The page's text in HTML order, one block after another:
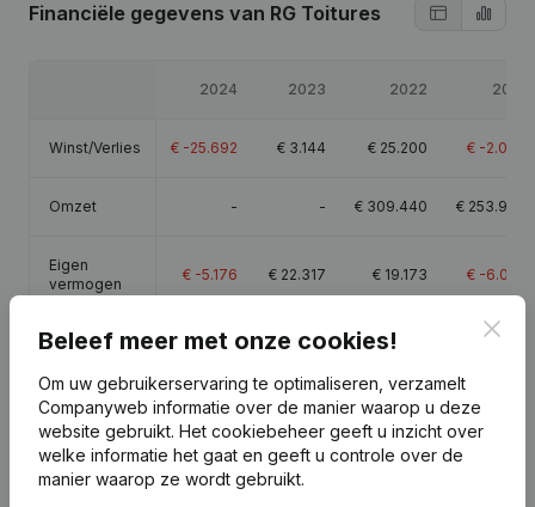
Financiële gegevens van RG Toitures
2024 2023 2022 2021
Winst/Verlies € -25.692 € 3.144 € 25.200 € -2.093
Omzet - - € 309.440 € 253.984
Eigen
vermogen
€ -5.176 € 22.317 € 19.173 € -6.027
Brutomarge €21.276 €41.737 €49.398 15.924
Personeel 2 1,2
Beleef meer met onze cookies!
Om uw gebruikerservaring te optimaliseren, verzamelt
Companyweb informatie over de manier waarop u deze
website gebruikt. Het cookiebeheer geeft u inzicht over
welke informatie het gaat en geeft u controle over de
manier waarop ze wordt gebruikt.